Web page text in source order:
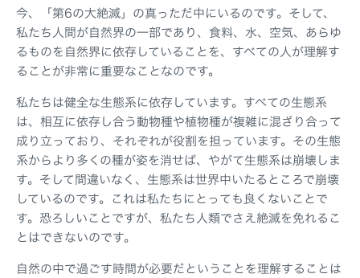
今、「第6の大絶滅」の真っただ中にいるのです。そして、
私たち人間が自然界の一部であり、食料、水、空気、あらゆ
るものを自然界に依存していることを、すべての人が理解す
ることが非常に重要なことなのです。
私たちは健全な生態系に依存しています。すべての生態系
は、相互に依存し合う動物種や植物種が複雑に混ざり合って
成り立っており、それぞれが役割を担っています。その生態
系からより多くの種が姿を消せば、やがて生態系は崩壊しま
す。そして間違いなく、生態系は世界中いたるところで崩壊
しているのです。これは私たちにとっても良くないことで
す。恐ろしいことですが、私たち人類でさえ絶滅を免れるこ
とはできないのです。
自然の中で過ごす時間が必要だということを理解することは